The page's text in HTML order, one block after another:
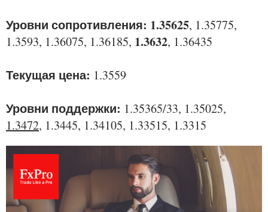
Уровни сопротивления: 1.35625, 1.35775,
1.3593, 1.36075, 1.36185, 1.3632, 1.36435
Текущая цена: 1.3559
Уровни поддержки: 1.35365/33, 1.35025,
1.3472, 1.3445, 1.34105, 1.33515, 1.3315